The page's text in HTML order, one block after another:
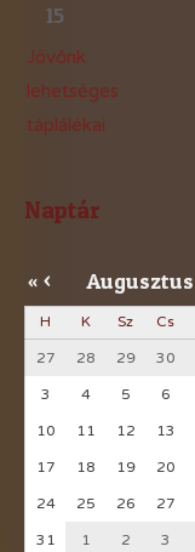
15
Jövőnk
lehetséges
táplálékai
Naptár
« < Augusztus
H K Sz Cs
27 28 29 30
3 4 5 6
10 11 12 13
17 18 19 20
24 25 26 27
31 1 2 3